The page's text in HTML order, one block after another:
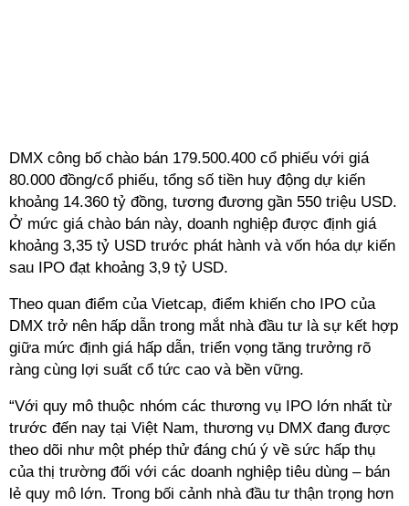
DMX công bố chào bán 179.500.400 cổ phiếu với giá
80.000 đồng/cổ phiếu, tổng số tiền huy động dự kiến
khoảng 14.360 tỷ đồng, tương đương gần 550 triệu USD.
Ở mức giá chào bán này, doanh nghiệp được định giá
khoảng 3,35 tỷ USD trước phát hành và vốn hóa dự kiến
sau IPO đạt khoảng 3,9 tỷ USD.
Theo quan điểm của Vietcap, điểm khiến cho IPO của
DMX trở nên hấp dẫn trong mắt nhà đầu tư là sự kết hợp
giữa mức định giá hấp dẫn, triển vọng tăng trưởng rõ
ràng cùng lợi suất cổ tức cao và bền vững.
“Với quy mô thuộc nhóm các thương vụ IPO lớn nhất từ
trước đến nay tại Việt Nam, thương vụ DMX đang được
theo dõi như một phép thử đáng chú ý về sức hấp thụ
của thị trường đối với các doanh nghiệp tiêu dùng – bán
lẻ quy mô lớn. Trong bối cảnh nhà đầu tư thận trọng hơn